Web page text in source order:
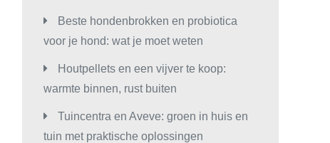
Beste hondenbrokken en probiotica
voor je hond: wat je moet weten
Houtpellets en een vijver te koop:
warmte binnen, rust buiten
Tuincentra en Aveve: groen in huis en
tuin met praktische oplossingen